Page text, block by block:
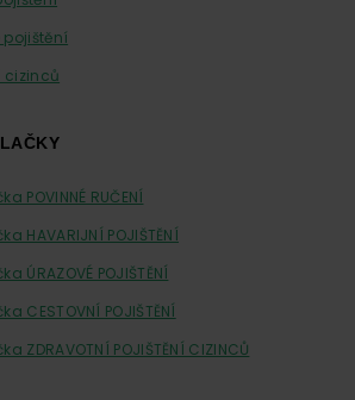
pojištění
cizinců
POVINNÉ RUČENÍ
HAVARIJNÍ POJIŠTĚNÍ
ÚRAZOVÉ POJIŠTĚNÍ
CESTOVNÍ POJIŠTĚNÍ
ZDRAVOTNÍ POJIŠTĚNÍ CIZINCŮ